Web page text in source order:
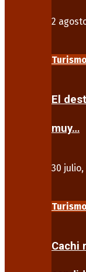
2
Turismo
El
muy…
30 julio,
Turismo
Cachi